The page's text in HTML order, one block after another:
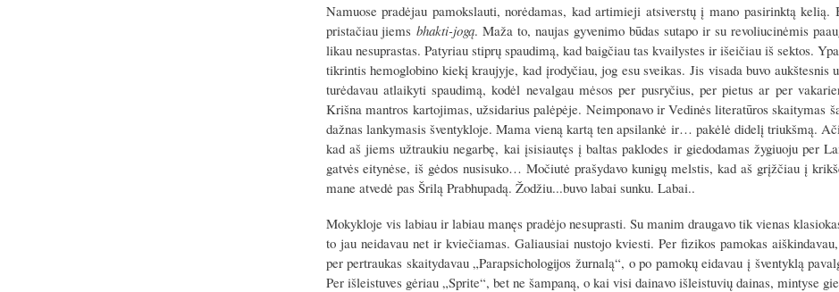
Namuose pradėjau pamokslauti, norėdamas, kad artimieji atsiverstų į mano pasirinktą
pristačiau jiemsbhakti-jogą. Maža to, naujas gyvenimo būdas sutapo ir su revoliucinėmis
likau nesuprastas. Patyriau stiprų spaudimą, kad baigčiau tas kvailystes ir išeičiau iš sektos.
tikrintis hemoglobino kiekį kraujyje, kad įrodyčiau, jog esu sveikas. Jis visada buvo
turėdavau atlaikyti spaudimą, kodėl nevalgau mėsos per pusryčius, per pietus ar per
Krišna mantros kartojimas, užsidarius palėpėje. Neimponavo ir Vedinės literatūros skaitymas
dažnas lankymasis šventykloje. Mama vieną kartą ten apsilankė ir… pakėlė didelį triukšmą.
kad aš jiems užtraukiu negarbę, kai įsisiautęs į baltas paklodes ir giedodamas žygiuoju per
gatvės eitynėse, iš gėdos nusisuko… Močiutė prašydavo kunigų melstis, kad aš grįžčiau į
mane atvedė pas Šrilą Prabhupadą. Žodžiu...buvo labai sunku. Labai..
Mokykloje vis labiau ir labiau manęs pradėjo nesuprasti. Su manim draugavo tik vienas
to jau neidavau net ir kviečiamas. Galiausiai nustojo kviesti. Per fizikos pamokas
per pertraukas skaitydavau „Parapsichologijos žurnalą“, o po pamokų eidavau į šventyklą
Per išleistuves gėriau „Sprite“, bet ne šampaną, o kai visi dainavo išleistuvių dainas, mintyse